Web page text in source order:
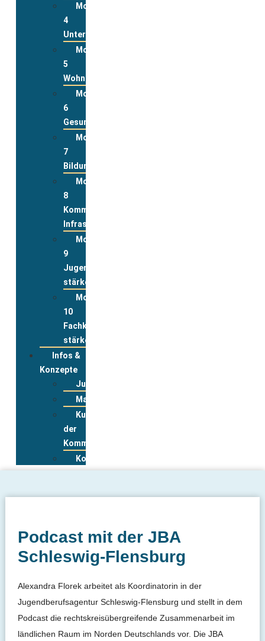
Modul
4
Unterstützungsleistungen
Modul
5
Wohnen
Modul
6
Gesundheit
Modul
7
Bildung
Modul
8
Kommunale
Infrastrukturen
Modul
9
Jugend
stärken
Modul
10
Fachkräfte
stärken
Infos &
Konzepte
Jugendwohnkonzepte
Materialpool
Kurzportraits
der
Kommunen
Kontakt
Podcast mit der JBA
Schleswig-Flensburg
Alexandra Florek arbeitet als Koordinatorin in der
Jugendberufsagentur Schleswig-Flensburg und stellt in dem
Podcast die rechtskreisübergreifende Zusammenarbeit im
ländlichen Raum im Norden Deutschlands vor. Die JBA